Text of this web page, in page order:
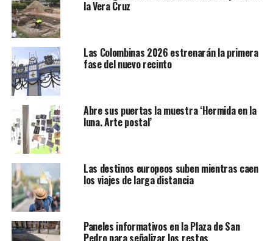
la Vera Cruz
Las Colombinas 2026 estrenarán la primera
fase del nuevo recinto
Abre sus puertas la muestra ‘Hermida en la
luna. Arte postal’
Las destinos europeos suben mientras caen
los viajes de larga distancia
Paneles informativos en la Plaza de San
Pedro para señalizar los restos